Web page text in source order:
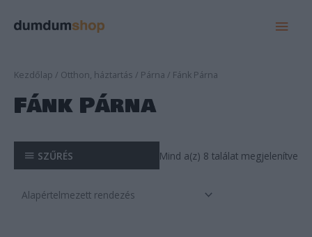
Kezdőlap / Otthon, háztartás / Párna / Fánk Párna
Fánk Párna
SZŰRÉS Mind a(z) 8 találat megjelenítve